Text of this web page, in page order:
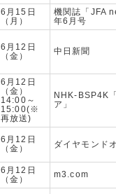
6月15日
（月）
機関誌「JFA
年6月号
6月12日
（金）
中日新聞
6月12日
（金）
14:00～
15:00(※
再放送)
NHK-BSP4K
ア」
6月12日
（金）
ダイヤモンド
6月12日
（金）
m3.com